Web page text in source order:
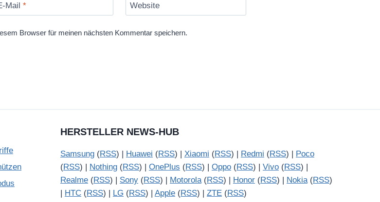
Mail * Website
Browser für meinen nächsten Kommentar speichern.
HERSTELLER NEWS-HUB
Samsung (RSS) | Huawei (RSS) | Xiaomi (RSS) | Redmi (RSS) | Poco
(RSS) | Nothing (RSS) | OnePlus (RSS) | Oppo (RSS) | Vivo (RSS) |
Realme (RSS) | Sony (RSS) | Motorola(RSS) | Honor (RSS) | Nokia(RSS)
| HTC (RSS) | LG (RSS) | Apple (RSS) | ZTE (RSS)